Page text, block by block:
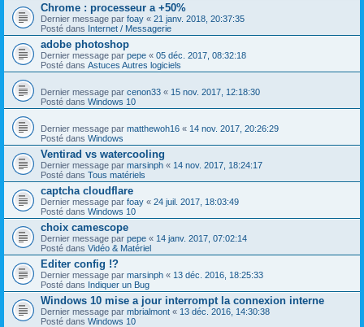
Chrome : processeur a +50%
Dernier message par foay « 21 janv. 2018, 20:37:35
Posté dans Internet / Messagerie
adobe photoshop
Dernier message par pepe « 05 déc. 2017, 08:32:18
Posté dans Astuces Autres logiciels
Dernier message par cenon33 « 15 nov. 2017, 12:18:30
Posté dans Windows 10
Dernier message par matthewoh16 « 14 nov. 2017, 20:26:29
Posté dans Windows
Ventirad vs watercooling
Dernier message par marsinph « 14 nov. 2017, 18:24:17
Posté dans Tous matériels
captcha cloudflare
Dernier message par foay « 24 juil. 2017, 18:03:49
Posté dans Windows 10
choix camescope
Dernier message par pepe « 14 janv. 2017, 07:02:14
Posté dans Vidéo & Matériel
Editer config !?
Dernier message par marsinph « 13 déc. 2016, 18:25:33
Posté dans Indiquer un Bug
Windows 10 mise a jour interrompt la connexion interne
Dernier message par mbrialmont « 13 déc. 2016, 14:30:38
Posté dans Windows 10